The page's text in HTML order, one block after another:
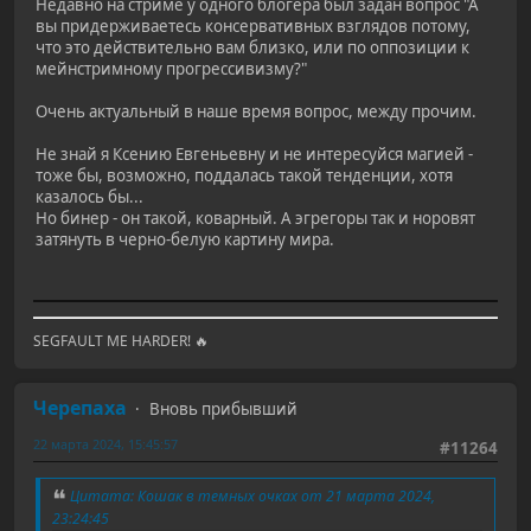
Недавно на стриме у одного блогера был задан вопрос "А
вы придерживаетесь консервативных взглядов потому,
что это действительно вам близко, или по оппозиции к
мейнстримному прогрессивизму?"
Очень актуальный в наше время вопрос, между прочим.
Не знай я Ксению Евгеньевну и не интересуйся магией -
тоже бы, возможно, поддалась такой тенденции, хотя
казалось бы...
Но бинер - он такой, коварный. А эгрегоры так и норовят
затянуть в черно-белую картину мира.
SEGFAULT ME HARDER! 🔥
Черепаха
Вновь прибывший
#11264
22 марта 2024, 15:45:57
Цитата: Кошак в темных очках от 21 марта 2024,
23:24:45